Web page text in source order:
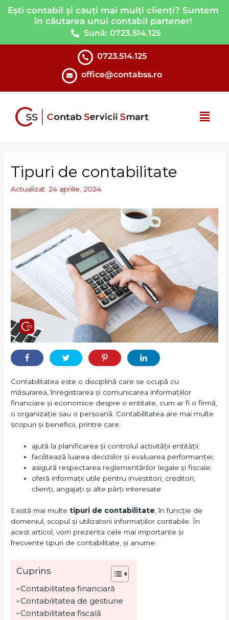
Ești contabil și cauți mai mulți clienți? Suntem
în căutarea unui contabil partener!
Sună: 0723.514.125
0723.514.125
office@contabss.ro
Tipuri de contabilitate
Actualizat: 24 aprilie, 2024
Contabilitatea este o disciplină care se ocupă cu
măsurarea, înregistrarea și comunicarea informațiilor
financiare și economice despre o entitate, cum ar fi o firmă,
o organizație sau o persoană. Contabilitatea are mai multe
scopuri și beneficii, printre care:
ajută la planificarea și controlul activității entității;
facilitează luarea deciziilor și evaluarea performanței;
asigură respectarea reglementărilor legale și fiscale;
oferă informații utile pentru investitori, creditori,
clienți, angajați și alte părți interesate.
Există mai multetipuri de contabilitate , în funcție de
domeniul, scopul și utilizatorii informațiilor contabile. În
acest articol, vom prezenta cele mai importante și
frecvente tipuri de contabilitate, și anume:
Cuprins
Contabilitatea financiară
Contabilitatea de gestiune
Contabilitatea fiscală